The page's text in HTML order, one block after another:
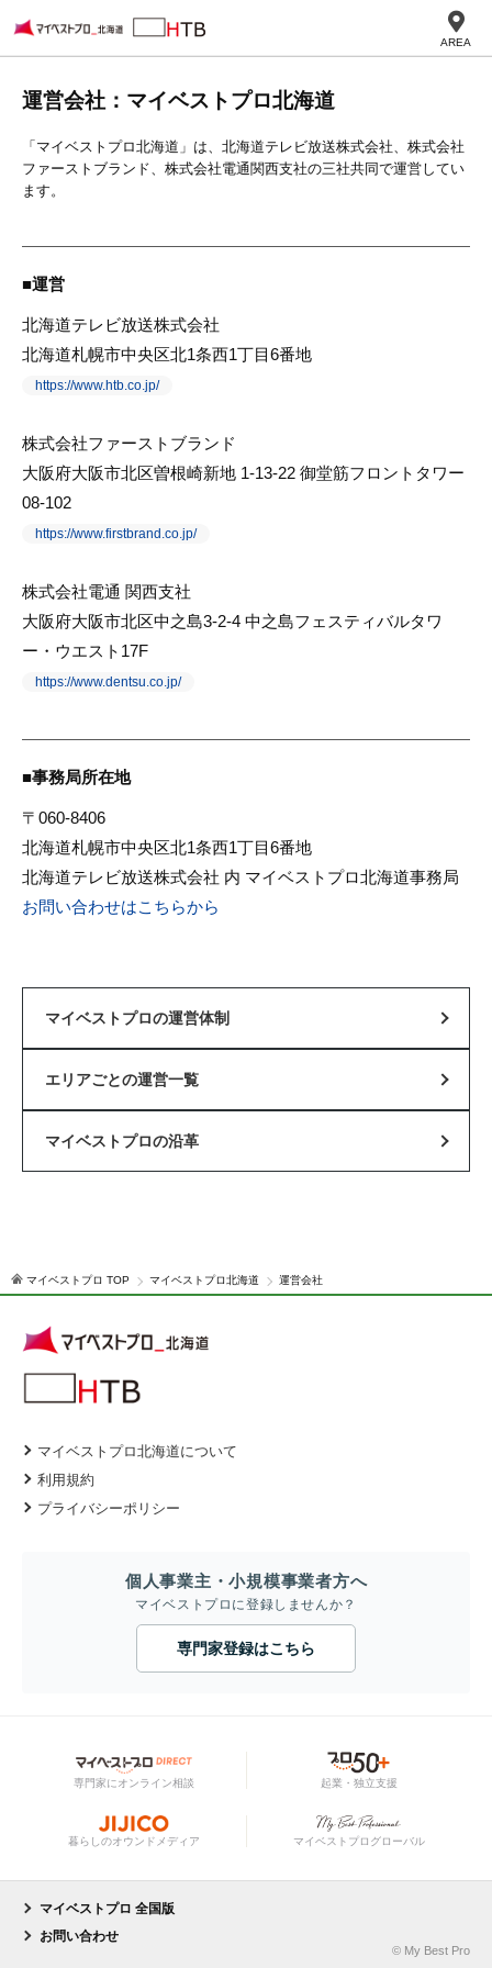
AREA
運営会社：マイベストプロ北海道
「マイベストプロ北海道」は、北海道テレビ放送株式会社、株式会社
ファーストブランド、株式会社電通関西支社の三社共同で運営してい
ます。
運営
北海道テレビ放送株式会社
北海道札幌市中央区北1条西1丁目6番地
https://www.htb.co.jp/
株式会社ファーストブランド
⼤阪府⼤阪市北区曽根崎新地 1-13-22 御堂筋フロントタワー
08-102
https://www.firstbrand.co.jp/
株式会社電通 関西支社
大阪府大阪市北区中之島3-2-4 中之島フェスティバルタワ
ー・ウエスト17F
https://www.dentsu.co.jp/
事務局所在地
〒060-8406
北海道札幌市中央区北1条西1丁目6番地
北海道テレビ放送株式会社 内 マイベストプロ北海道事務局
お問い合わせはこちらから
マイベストプロの運営体制
エリアごとの運営一覧
マイベストプロの沿革
マイベストプロ TOP マイベストプロ北海道 運営会社
マイベストプロ北海道について
利用規約
プライバシーポリシー
個人事業主・小規模事業者方へ
マイベストプロに登録しませんか？
専門家登録はこちら
専門家にオンライン相談 起業・独立支援
暮らしのオウンドメディア マイベストプログローバル
マイベストプロ 全国版
お問い合わせ
© My Best Pro